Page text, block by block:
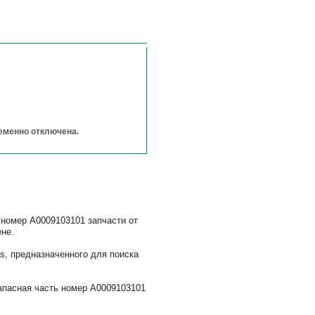
отключена.
A0009103101 запчасти от
предназначенного для поиска
часть номер A0009103101